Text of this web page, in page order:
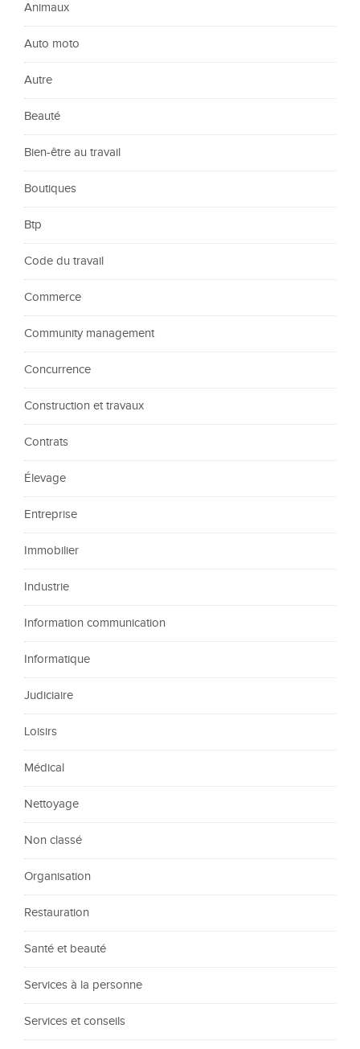
Animaux
Auto moto
Autre
Beauté
Bien-être au travail
Boutiques
Btp
Code du travail
Commerce
Community management
Concurrence
Construction et travaux
Contrats
Élevage
Entreprise
Immobilier
Industrie
Information communication
Informatique
Judiciaire
Loisirs
Médical
Nettoyage
Non classé
Organisation
Restauration
Santé et beauté
Services à la personne
Services et conseils